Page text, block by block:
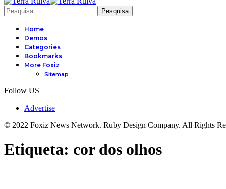
Home
Demos
Categories
Bookmarks
More Foxiz
Sitemap
Follow US
Advertise
© 2022 Foxiz News Network. Ruby Design Company. All Rights
Etiqueta: cor dos olhos